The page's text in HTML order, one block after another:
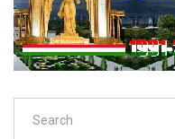
Search